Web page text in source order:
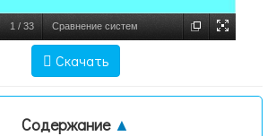
1 / 33 Сравнение систем
и HPF А. В. Комолкин Физический
государст, слайд №1
Скачать
Содержание ▲